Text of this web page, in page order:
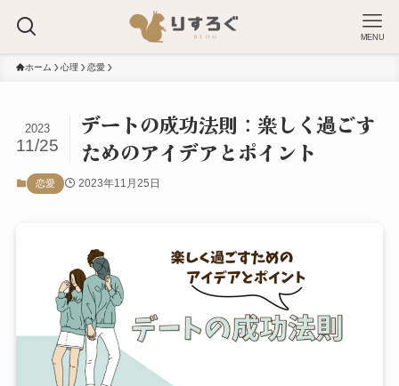
MENU
ホーム 心理 恋愛
デートの成功法則：楽しく過ごす
ためのアイデアとポイント
2023
11/25
恋愛 2023年11月25日